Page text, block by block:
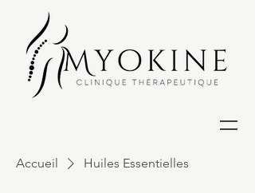
Accueil Huiles Essentielles